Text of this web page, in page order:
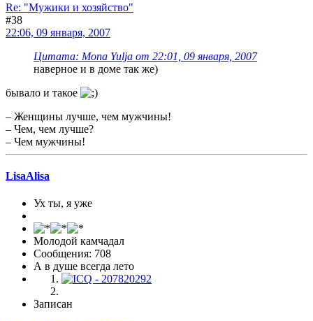
Re: "Мужики и хозяйство"
#38
22:06, 09 января, 2007
Цитата: Mona Yulja от 22:01, 09 января, 2007
наверное и в доме так же)
бывало и такое
– Женщины лучше, чем мужчины!
– Чем, чем лучше?
– Чем мужчины!
LisaAlisa
Ух ты, я уже
Молодой камчадал
Сообщения: 708
А в душе всегда лето
Записан